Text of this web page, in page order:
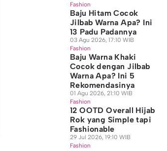
Fashion
Baju Hitam Cocok
Jilbab Warna Apa? Ini
13 Padu Padannya
03 Agu 2026, 17:10 WIB
Fashion
Baju Warna Khaki
Cocok dengan Jilbab
Warna Apa? Ini 5
Rekomendasinya
01 Agu 2026, 21:10 WIB
Fashion
12 OOTD Overall Hijab
Rok yang Simple tapi
Fashionable
29 Jul 2026, 19:10 WIB
Fashion